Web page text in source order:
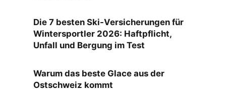
Die 7 besten Ski-Versicherungen für
Wintersportler 2026: Haftpflicht,
Unfall und Bergung im Test
Warum das beste Glace aus der
Ostschweiz kommt